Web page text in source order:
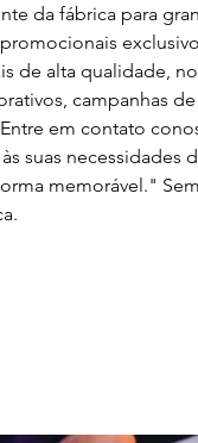
da fábrica para
de alta qualidade,
campanhas
em contato
suas necessidades
memorável."